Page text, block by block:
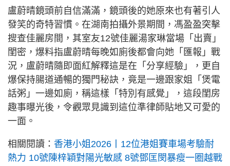
盧蔚晴鏡頭前自信滿滿，鏡頭後的她原來也有著引人
發笑的奇特習慣。在湖南拍攝外景期間，馮盈盈突擊
搜查佳麗房間，其室友12號佳麗湯家琳當場「出賣」
閨密，爆料指盧蔚晴每晚如廁後都會向她「匯報」戰
況，盧蔚晴隨即面紅解釋這是在「分享經驗」，更自
爆保持腸道通暢的獨門秘訣，竟是一邊跟家姐「煲電
話粥」一邊如廁，稱這樣「特別有感覺」，這段閨房
趣事曝光後，令觀眾見識到這位準律師貼地又可愛的
一面。
相關閱讀： 香港小姐2026丨12位港姐賽車場考驗耐
熱力 10號陳梓穎對陽光敏感 8號鄧匡閔暴瘦一圈越戰